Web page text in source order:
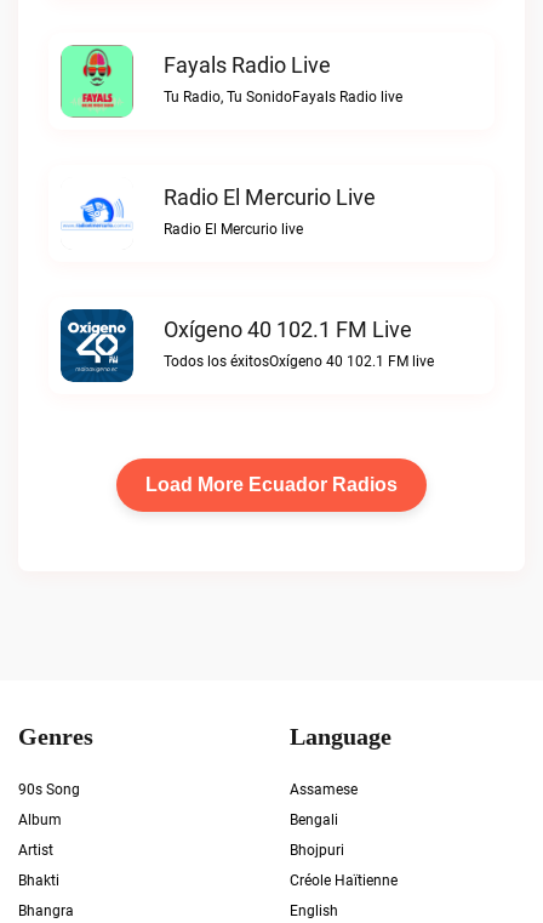
Fayals Radio Live
Tu Radio, Tu SonidoFayals Radio live
Radio El Mercurio Live
Radio El Mercurio live
Oxígeno 40 102.1 FM Live
Todos los éxitosOxígeno 40 102.1 FM live
Load More Ecuador Radios
Genres
90s Song
Album
Artist
Bhakti
Bhangra
Language
Assamese
Bengali
Bhojpuri
Créole Haïtienne
English